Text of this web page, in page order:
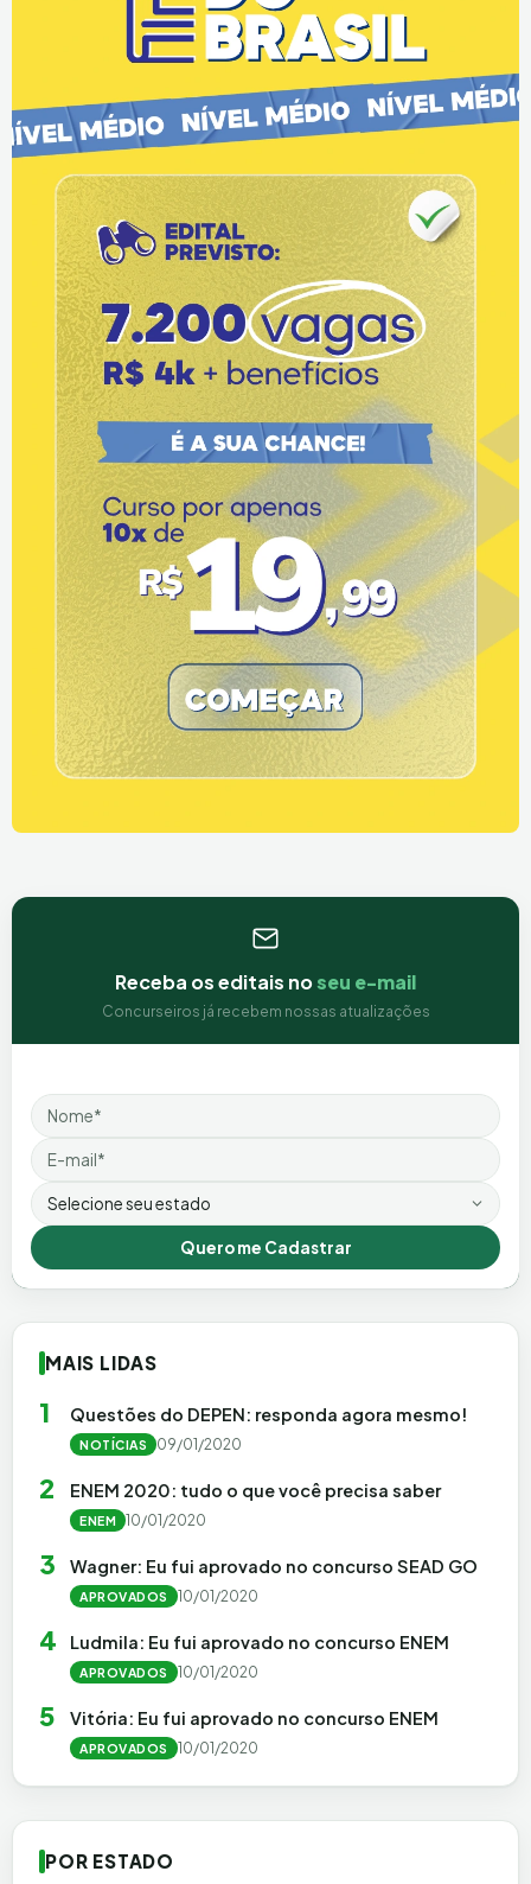
Receba os editais noseu e-mail
Concurseiros já recebem nossas atualizações
Nome
Email
Estado
Quero me Cadastrar
MAIS LIDAS
1 Questões do DEPEN: responda agora mesmo!
NOTÍCIAS 09/01/2020
2 ENEM 2020: tudo o que você precisa saber
ENEM 10/01/2020
3 Wagner: Eu fui aprovado no concurso SEAD GO
APROVADOS 10/01/2020
4 Ludmila: Eu fui aprovado no concurso ENEM
APROVADOS 10/01/2020
5 Vitória: Eu fui aprovado no concurso ENEM
APROVADOS 10/01/2020
POR ESTADO